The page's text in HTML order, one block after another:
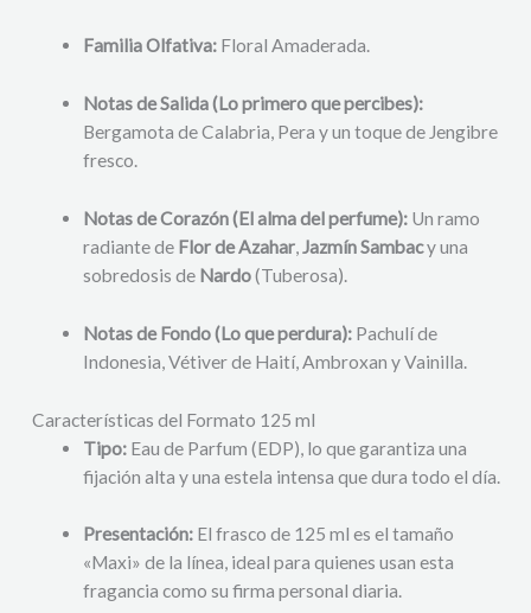
Familia Olfativa: Floral Amaderada.
Notas de Salida (Lo primero que percibes):
Bergamota de Calabria, Pera y un toque de Jengibre
fresco.
Notas de Corazón (El alma del perfume): Un ramo
radiante de Flor de Azahar,Jazmín Sambacy una
sobredosis de Nardo(Tuberosa).
Notas de Fondo (Lo que perdura): Pachulí de
Indonesia, Vétiver de Haití, Ambroxan y Vainilla.
Características del Formato 125 ml
Tipo: Eau de Parfum (EDP), lo que garantiza una
fijación alta y una estela intensa que dura todo el día.
Presentación: El frasco de 125 ml es el tamaño
«Maxi» de la línea, ideal para quienes usan esta
fragancia como su firma personal diaria.